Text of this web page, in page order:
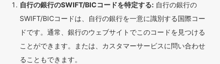
自行の銀行のSWIFT/BICコードを特定する: 自行の銀行の
SWIFT/BICコードは、自行の銀行を一意に識別する国際コー
ドです。通常、銀行のウェブサイトでこのコードを見つける
ことができます。または、カスタマーサービスに問い合わせ
ることもできます。